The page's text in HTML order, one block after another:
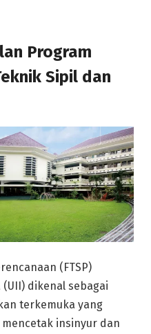
Program
Sipil dan
(FTSP)
dikenal sebagai
terkemuka yang
insinyur dan